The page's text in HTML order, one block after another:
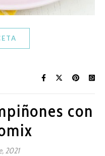
con
2021